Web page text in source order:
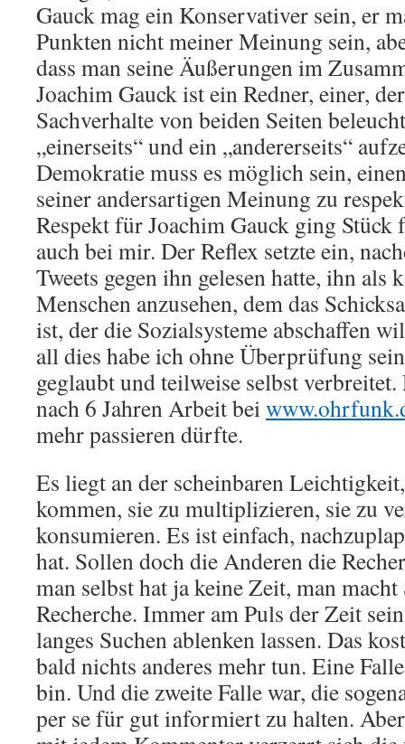
Gauck mag ein Konservativer sein, er
Punkten nicht meiner Meinung sein,
dass man seine Äußerungen im
Joachim Gauck ist ein Redner, einer,
Sachverhalte von beiden Seiten
„einerseits“ und ein „andererseits“
Demokratie muss es möglich sein,
seiner andersartigen Meinung zu
Respekt für Joachim Gauck ging Stück
auch bei mir. Der Reflex setzte ein,
Tweets gegen ihn gelesen hatte, ihn als
Menschen anzusehen, dem das
ist, der die Sozialsysteme abschaffen
all dies habe ich ohne Überprüfung
geglaubt und teilweise selbst
nach 6 Jahren Arbeit bei
mehr passieren dürfte.
Es liegt an der scheinbaren
kommen, sie zu multiplizieren, sie zu
konsumieren. Es ist einfach,
hat. Sollen doch die Anderen die
man selbst hat ja keine Zeit, man
Recherche. Immer am Puls der Zeit
langes Suchen ablenken lassen. Das
bald nichts anderes mehr tun. Eine
bin. Und die zweite Falle war, die
per se für gut informiert zu halten.